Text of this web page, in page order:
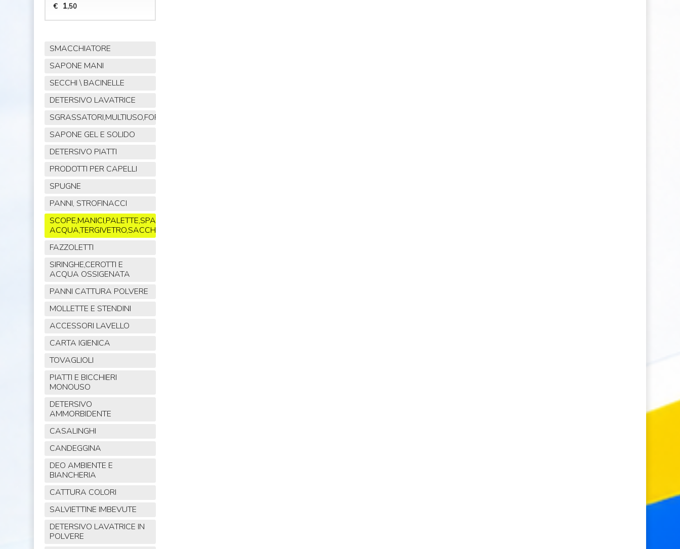
€ 1,50
SMACCHIATORE
SAPONE MANI
SECCHI \ BACINELLE
DETERSIVO LAVATRICE
SGRASSATORI,MULTIUSO,FORNO,POLVERE,VETRI,AMMONIACA
SAPONE GEL E SOLIDO
DETERSIVO PIATTI
PRODOTTI PER CAPELLI
SPUGNE
PANNI, STROFINACCI
SCOPE,MANICI,PALETTE,SPAZZOLE,TIRA
ACQUA,TERGIVETRO,SACCHI,MOP
FAZZOLETTI
SIRINGHE,CEROTTI E
ACQUA OSSIGENATA
PANNI CATTURA POLVERE
MOLLETTE E STENDINI
ACCESSORI LAVELLO
CARTA IGIENICA
TOVAGLIOLI
PIATTI E BICCHIERI
MONOUSO
DETERSIVO
AMMORBIDENTE
CASALINGHI
CANDEGGINA
DEO AMBIENTE E
BIANCHERIA
CATTURA COLORI
SALVIETTINE IMBEVUTE
DETERSIVO LAVATRICE IN
POLVERE